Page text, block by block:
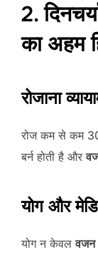
2.
का अहम
रोजाना
रोज कम से कम 30
बर्न होती है और
योग और
योग न केवलवजन